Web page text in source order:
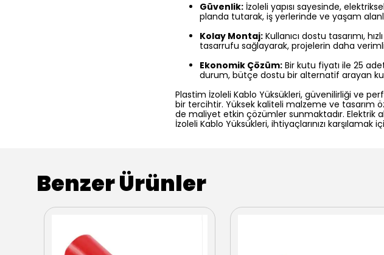
Güvenlik: İzoleli yapısı sayesinde,
planda tutarak, iş yerlerinde ve yaşam
Kolay Montaj: Kullanıcı dostu tasarımı,
tasarrufu sağlayarak, projelerin daha
Ekonomik Çözüm: Bir kutu fiyatı ile 25
durum, bütçe dostu bir alternatif arayan
Plastim İzoleli Kablo Yüksükleri, güvenilirliği ve
bir tercihtir. Yüksek kaliteli malzeme ve tasarım
de maliyet etkin çözümler sunmaktadır. Elektrik
İzoleli Kablo Yüksükleri, ihtiyaçlarınızı
Benzer Ürünler